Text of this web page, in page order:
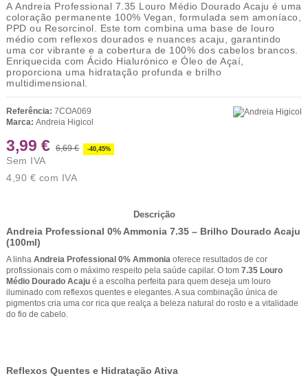
A Andreia Professional 7.35 Louro Médio Dourado Acaju é uma
coloração permanente 100% Vegan, formulada sem amoníaco,
PPD ou Resorcinol. Este tom combina uma base de louro
médio com reflexos dourados e nuances acaju, garantindo
uma cor vibrante e a cobertura de 100% dos cabelos brancos.
Enriquecida com Ácido Hialurónico e Óleo de Açaí,
proporciona uma hidratação profunda e brilho
multidimensional.
Referência: 7COA069
Marca: Andreia Higicol
3,99 € 6,69 € -40,45%
Sem IVA
4,90 € com IVA
Descrição
Andreia Professional 0% Ammonia 7.35 – Brilho Dourado Acaju
(100ml)
A linha Andreia Professional 0% Ammonia oferece resultados de cor
profissionais com o máximo respeito pela saúde capilar. O tom 7.35 Louro
Médio Dourado Acaju é a escolha perfeita para quem deseja um louro
iluminado com reflexos quentes e elegantes. A sua combinação única de
pigmentos cria uma cor rica que realça a beleza natural do rosto e a vitalidade
do fio de cabelo.
Reflexos Quentes e Hidratação Ativa